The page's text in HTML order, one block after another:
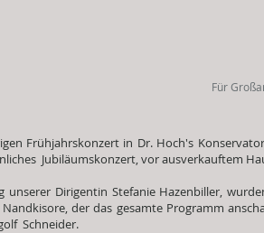
Für
Frühjahrskonzert in Dr. Hoch's
Jubiläumskonzert, vor ausverkauftem
unserer Dirigentin Stefanie Hazenbiller,
der das gesamte Programm
Schneider.